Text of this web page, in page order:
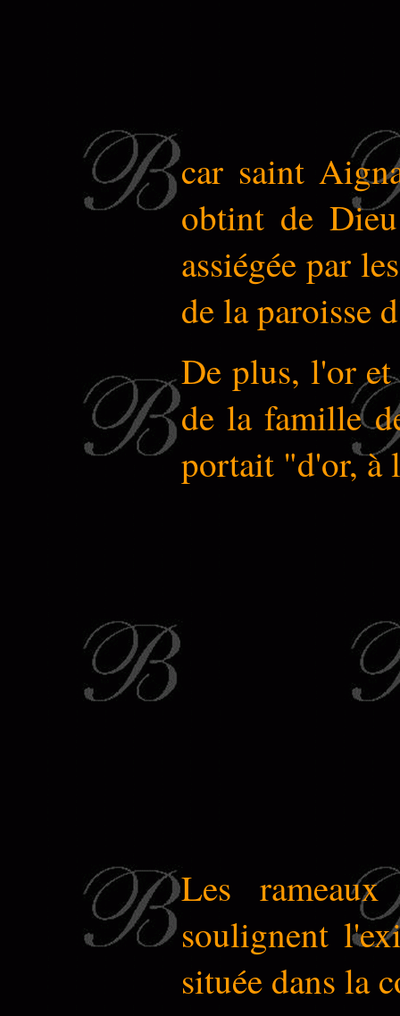
car saint
obtint de
assiégée par
de la paroisse
De plus, l'or et
de la famille
portait "d'or, à
Les
soulignent
située dans la